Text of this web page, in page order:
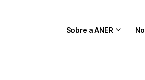
Sobre a ANER